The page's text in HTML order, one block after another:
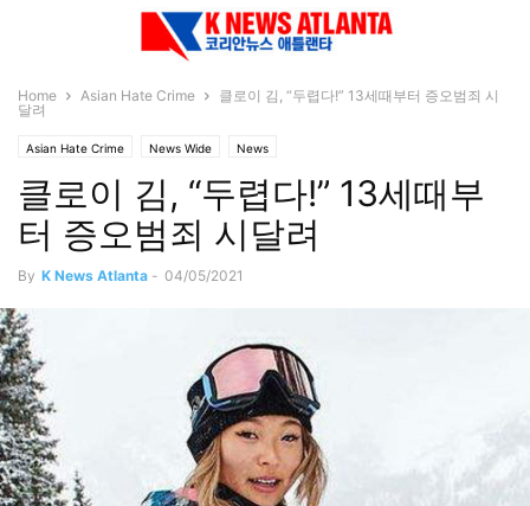
Home Asian Hate Crime
클로이 김, “두렵다!” 13세때부터 증오범죄 시
달려
Asian Hate Crime News Wide News
클로이 김, “두렵다!” 13세때부
터 증오범죄 시달려
By K News Atlanta - 04/05/2021